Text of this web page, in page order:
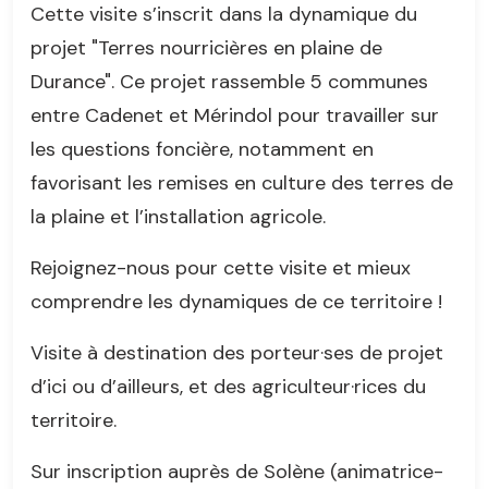
Cette visite s’inscrit dans la dynamique du
projet "Terres nourricières en plaine de
Durance". Ce projet rassemble 5 communes
entre Cadenet et Mérindol pour travailler sur
les questions foncière, notamment en
favorisant les remises en culture des terres de
la plaine et l’installation agricole.
Rejoignez-nous pour cette visite et mieux
comprendre les dynamiques de ce territoire !
Visite à destination des porteur·ses de projet
d’ici ou d’ailleurs, et des agriculteur·rices du
territoire.
Sur inscription auprès de Solène (animatrice-